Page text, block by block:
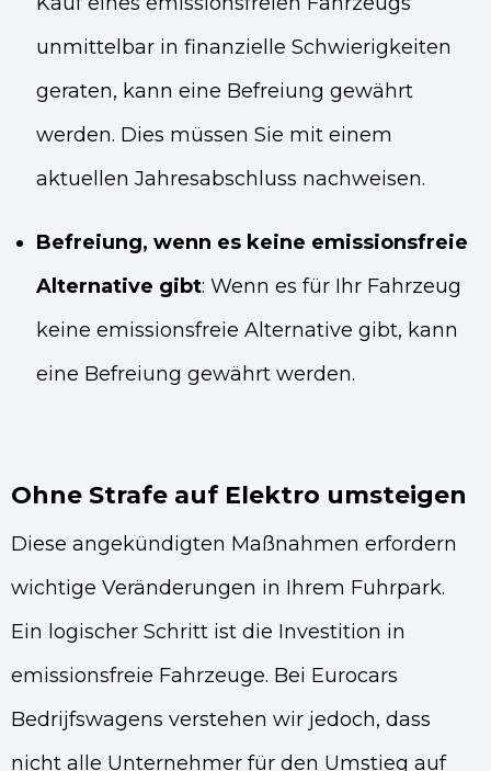
unmittelbar in finanzielle Schwierigkeiten
geraten, kann eine Befreiung gewährt
werden. Dies müssen Sie mit einem
aktuellen Jahresabschluss nachweisen.
Befreiung, wenn es keine emissionsfreie
Alternative gibt: Wenn es für Ihr Fahrzeug
keine emissionsfreie Alternative gibt, kann
eine Befreiung gewährt werden.
Ohne Strafe auf Elektro umsteigen
Diese angekündigten Maßnahmen erfordern
wichtige Veränderungen in Ihrem Fuhrpark.
Ein logischer Schritt ist die Investition in
emissionsfreie Fahrzeuge. Bei Eurocars
Bedrijfswagens verstehen wir jedoch, dass
nicht alle Unternehmer für den Umstieg auf